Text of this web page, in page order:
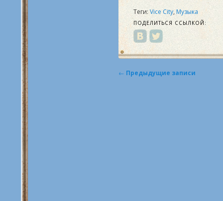
Теги:Vice City, Музыка
ПОДЕЛИТЬСЯ ССЫЛКОЙ:
Навигация
← Предыдущие записи